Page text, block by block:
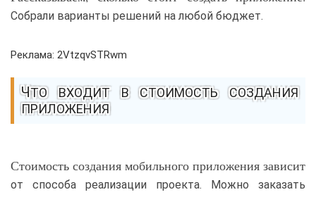
Собрали варианты решений на любой бюджет.
Реклама: 2VtzqvSTRwm
ЧТО ВХОДИТ В СТОИМОСТЬ СОЗДАНИЯ
ПРИЛОЖЕНИЯ
Стоимость создания мобильного приложения зависит
от способа реализации проекта. Можно заказать